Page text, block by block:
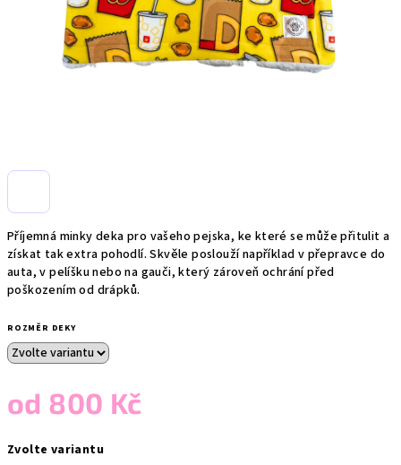
Příjemná minky deka pro vašeho pejska, ke které se může přitulit a
získat tak extra pohodlí. Skvěle poslouží například v přepravce do
auta, v pelíšku nebo na gauči, který zároveň ochrání před
poškozením od drápků.
ROZMĚR DEKY
od 800 Kč
cena:
Zvolte variantu